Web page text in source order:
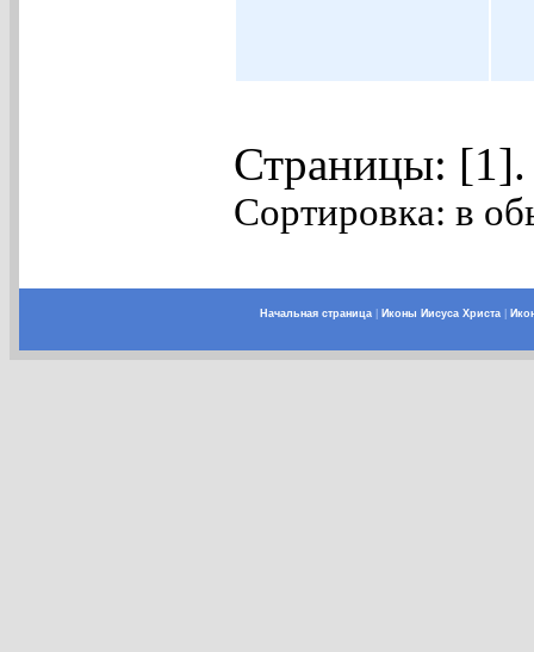
Страницы:
Сортировка: в
Начальная страница| Иконы Иисуса Христа|